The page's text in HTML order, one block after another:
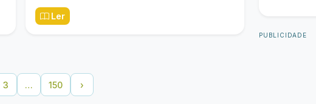
Ler
3 … 150 ›
PUBLICIDADE